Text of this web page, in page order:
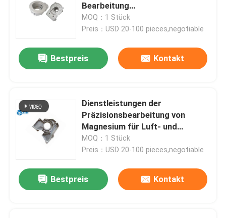
Bearbeitung
Oberflächenbehandlung
MOQ：1 Stück
Preis：USD 20-100 pieces,negotiable
Bestpreis Kontakt
Dienstleistungen der
Präzisionsbearbeitung von
Magnesium für Luft- und
Raumfahrtteile
MOQ：1 Stück
Preis：USD 20-100 pieces,negotiable
Bestpreis Kontakt